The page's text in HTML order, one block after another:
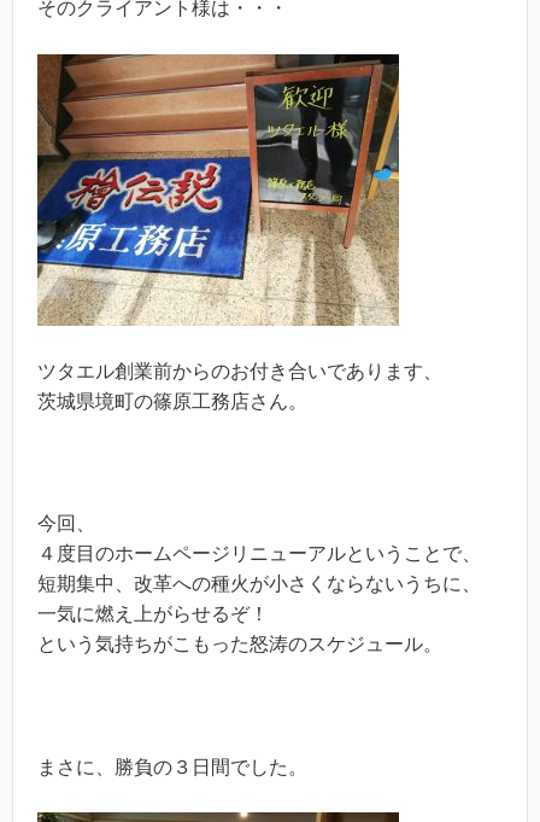
そのクライアント様は・・・
ツタエル創業前からのお付き合いであります、
茨城県境町の篠原工務店さん。
今回、
４度目のホームページリニューアルということで、
短期集中、改革への種火が小さくならないうちに、
一気に燃え上がらせるぞ！
という気持ちがこもった怒涛のスケジュール。
まさに、勝負の３日間でした。